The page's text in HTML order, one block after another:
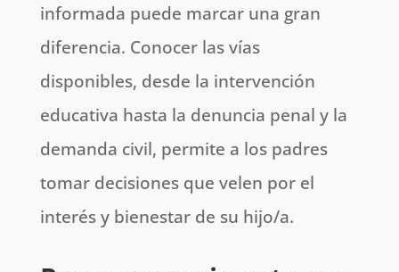
informada puede marcar una gran
diferencia. Conocer las vías
disponibles, desde la intervención
educativa hasta la denuncia penal y la
demanda civil, permite a los padres
tomar decisiones que velen por el
interés y bienestar de su hijo/a.